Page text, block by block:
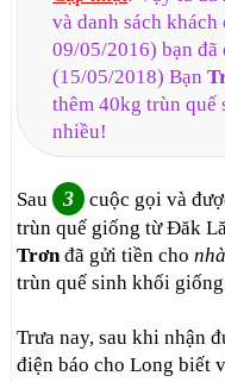
và danh sách
09/05/2016) bạn đã
(15/05/2018) Bạn
thêm 40kg trùn quế
nhiều!
Sau 3
cuộc gọi và
trùn quế giống từ Đăk
Trơn đã gửi tiền cho
trùn quế sinh khối
Trưa nay, sau khi nhận
điện báo cho Long biết